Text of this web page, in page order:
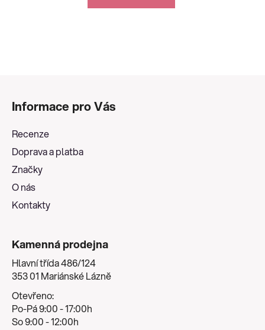
Informace pro Vás
Recenze
Doprava a platba
Značky
O nás
Kontakty
Kamenná prodejna
Hlavní třída 486/124
353 01 Mariánské Lázně
Otevřeno:
Po-Pá 9:00 - 17:00h
So 9:00 - 12:00h